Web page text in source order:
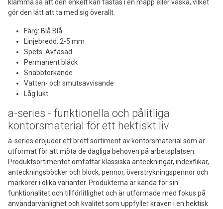
klämma så att den enkelt kan fästas i en mapp eller väska, vilket
gör den lätt att ta med sig överallt.
Färg: Blå Blå
Linjebredd: 2-5 mm
Spets: Avfasad
Permanent bläck
Snabbtorkande
Vatten- och smutsavvisande
Låg lukt
a-series - funktionella och pålitliga
kontorsmaterial för ett hektiskt liv
a-series erbjuder ett brett sortiment av kontorsmaterial som är
utformat för att möta de dagliga behoven på arbetsplatsen.
Produktsortimentet omfattar klassiska anteckningar, indexflikar,
anteckningsböcker och block, pennor, överstrykningspennor och
markörer i olika varianter. Produkterna är kända för sin
funktionalitet och tillförlitlighet och är utformade med fokus på
användarvänlighet och kvalitet som uppfyller kraven i en hektisk